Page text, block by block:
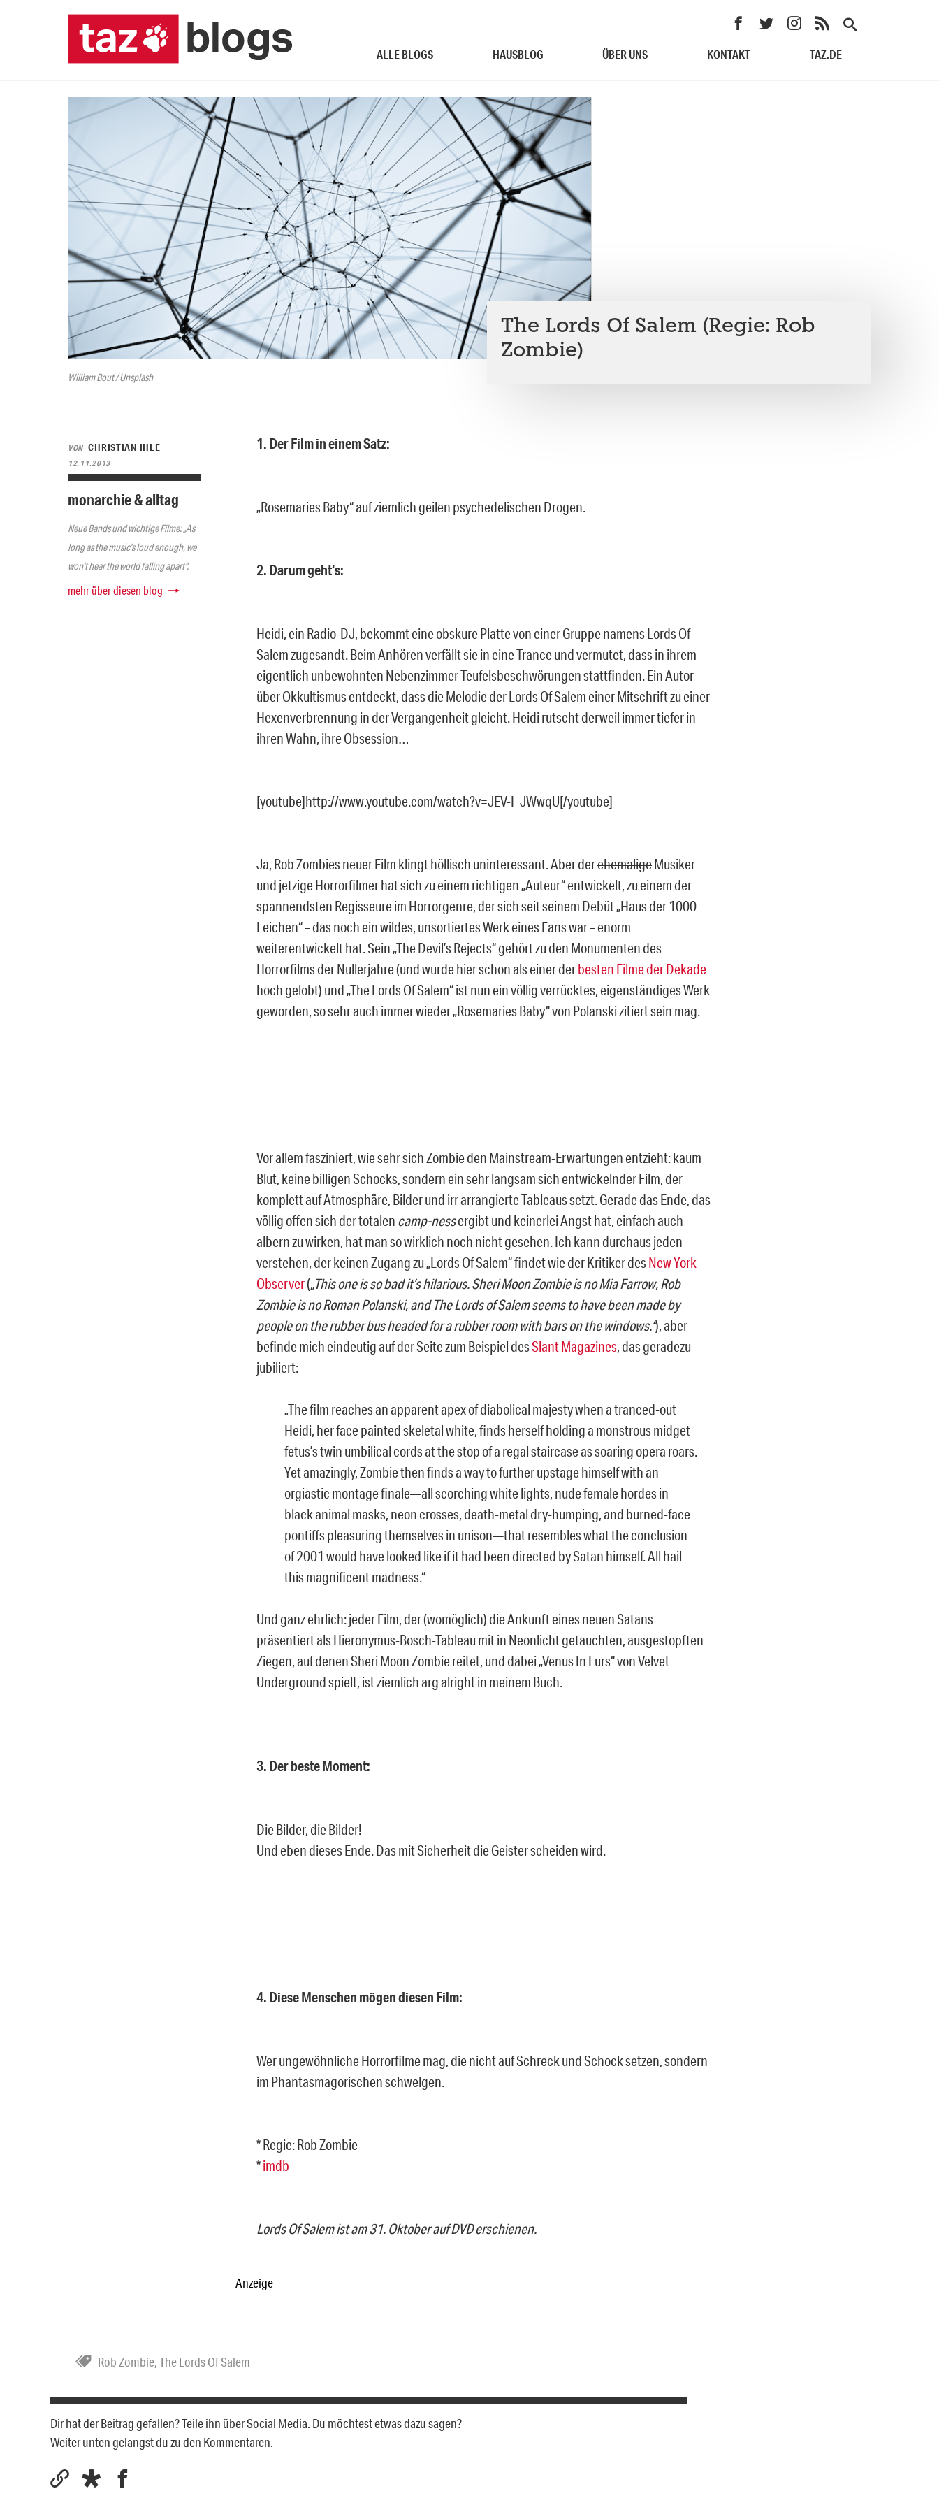
ALLE BLOGS HAUSBLOG ÜBER UNS KONTAKT TAZ.DE
William Bout / Unsplash
The Lords Of Salem (Regie: Rob
Zombie)
VON CHRISTIAN IHLE
12.11.2013
monarchie & alltag
Neue Bands und wichtige Filme: „As
long as the music’s loud enough, we
won’t hear the world falling apart“.
mehr über diesen blog
1. Der Film in einem Satz:
„Rosemaries Baby“ auf ziemlich geilen psychedelischen Drogen.
2. Darum geht‘s:
Heidi, ein Radio-DJ, bekommt eine obskure Platte von einer Gruppe namens Lords Of
Salem zugesandt. Beim Anhören verfällt sie in eine Trance und vermutet, dass in ihrem
eigentlich unbewohnten Nebenzimmer Teufelsbeschwörungen stattfinden. Ein Autor
über Okkultismus entdeckt, dass die Melodie der Lords Of Salem einer Mitschrift zu einer
Hexenverbrennung in der Vergangenheit gleicht. Heidi rutscht derweil immer tiefer in
ihren Wahn, ihre Obsession…
[youtube]http://www.youtube.com/watch?v=JEV-I_JWwqU[/youtube]
Ja, Rob Zombies neuer Film klingt höllisch uninteressant. Aber derehemaligeMusiker
und jetzige Horrorfilmer hat sich zu einem richtigen „Auteur“ entwickelt, zu einem der
spannendsten Regisseure im Horrorgenre, der sich seit seinem Debüt „Haus der 1000
Leichen“ – das noch ein wildes, unsortiertes Werk eines Fans war – enorm
weiterentwickelt hat. Sein „The Devil’s Rejects“ gehört zu den Monumenten des
Horrorfilms der Nullerjahre (und wurde hier schon als einer derbesten Filme der Dekade
hoch gelobt) und „The Lords Of Salem“ ist nun ein völlig verrücktes, eigenständiges Werk
geworden, so sehr auch immer wieder „Rosemaries Baby“ von Polanski zitiert sein mag.
Vor allem fasziniert, wie sehr sich Zombie den Mainstream-Erwartungen entzieht: kaum
Blut, keine billigen Schocks, sondern ein sehr langsam sich entwickelnder Film, der
komplett auf Atmosphäre, Bilder und irr arrangierte Tableaus setzt. Gerade das Ende, das
völlig offen sich der totalen camp-nessergibt und keinerlei Angst hat, einfach auch
albern zu wirken, hat man so wirklich noch nicht gesehen. Ich kann durchaus jeden
verstehen, der keinen Zugang zu „Lords Of Salem“ findet wie der Kritiker desNew York
Observer(„This one is so bad it’s hilarious. Sheri Moon Zombie is no Mia Farrow, Rob
Zombie is no Roman Polanski, and The Lords of Salem seems to have been made by
people on the rubber bus headed for a rubber room with bars on the windows.“), aber
befinde mich eindeutig auf der Seite zum Beispiel desSlant Magazines, das geradezu
jubiliert:
„The film reaches an apparent apex of diabolical majesty when a tranced-out
Heidi, her face painted skeletal white, finds herself holding a monstrous midget
fetus’s twin umbilical cords at the stop of a regal staircase as soaring opera roars.
Yet amazingly, Zombie then finds a way to further upstage himself with an
orgiastic montage finale—all scorching white lights, nude female hordes in
black animal masks, neon crosses, death-metal dry-humping, and burned-face
pontiffs pleasuring themselves in unison—that resembles what the conclusion
of 2001 would have looked like if it had been directed by Satan himself. All hail
this magnificent madness.“
Und ganz ehrlich: jeder Film, der (womöglich) die Ankunft eines neuen Satans
präsentiert als Hieronymus-Bosch-Tableau mit in Neonlicht getauchten, ausgestopften
Ziegen, auf denen Sheri Moon Zombie reitet, und dabei „Venus In Furs“ von Velvet
Underground spielt, ist ziemlich arg alright in meinem Buch.
3. Der beste Moment:
Die Bilder, die Bilder!
Und eben dieses Ende. Das mit Sicherheit die Geister scheiden wird.
4. Diese Menschen mögen diesen Film:
Wer ungewöhnliche Horrorfilme mag, die nicht auf Schreck und Schock setzen, sondern
im Phantasmagorischen schwelgen.
* Regie: Rob Zombie
*imdb
Lords Of Salem ist am 31. Oktober auf DVD erschienen.
Anzeige
Rob Zombie,The Lords Of Salem
Dir hat der Beitrag gefallen? Teile ihn über Social Media. Du möchtest etwas dazu sagen?
Weiter unten gelangst du zu den Kommentaren.